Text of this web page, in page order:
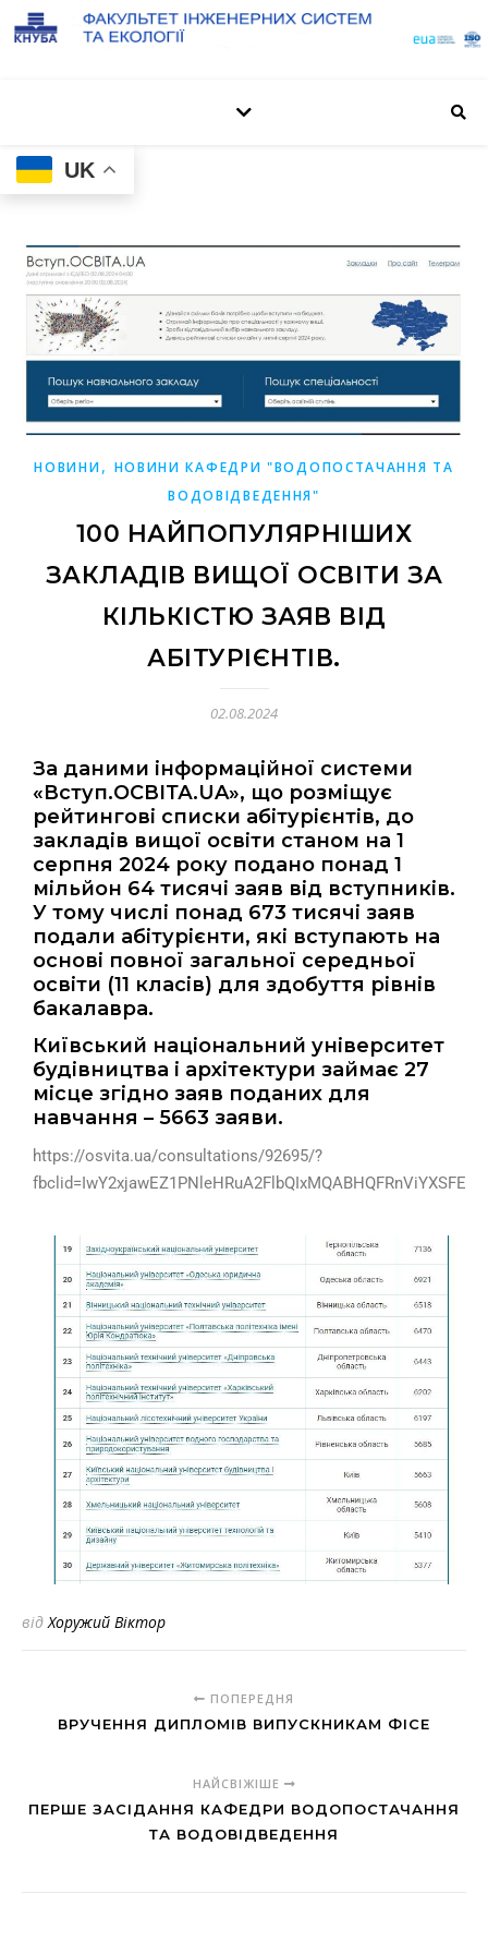
UK
НОВИНИ, НОВИНИ КАФЕДРИ "ВОДОПОСТАЧАННЯ ТА
ВОДОВІДВЕДЕННЯ"
100 НАЙПОПУЛЯРНІШИХ
ЗАКЛАДІВ ВИЩОЇ ОСВІТИ ЗА
КІЛЬКІСТЮ ЗАЯВ ВІД
АБІТУРІЄНТІВ.
02.08.2024
За даними інформаційної системи
«Вступ.ОСВІТА.UA», що розміщує
рейтингові списки абітурієнтів, до
закладів вищої освіти станом на 1
серпня 2024 року подано понад 1
мільйон 64 тисячі заяв від вступників.
У тому числі понад 673 тисячі заяв
подали абітурієнти, які вступають на
основі повної загальної середньої
освіти (11 класів) для здобуття рівнів
бакалавра.
Київський національний університет
будівництва і архітектури займає 27
місце згідно заяв поданих для
навчання – 5663 заяви.
https://osvita.ua/consultations/92695/?
від Хоружий Віктор
ПОПЕРЕДНЯ
ВРУЧЕННЯ ДИПЛОМІВ ВИПУСКНИКАМ ФІСЕ
НАЙСВІЖІШЕ
ПЕРШЕ ЗАСІДАННЯ КАФЕДРИ ВОДОПОСТАЧАННЯ
ТА ВОДОВІДВЕДЕННЯ